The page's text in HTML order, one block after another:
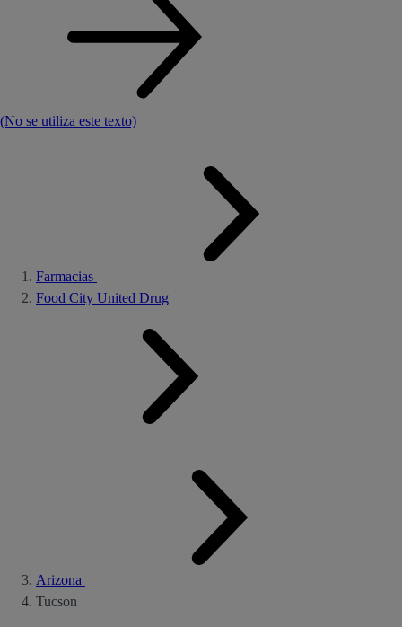
(No se utiliza este texto)
Farmacias
Food City United Drug
Arizona
Tucson